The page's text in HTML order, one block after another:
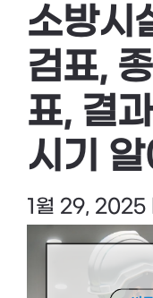
소방시
검표,
표, 결
시기 알
1월 29, 2025